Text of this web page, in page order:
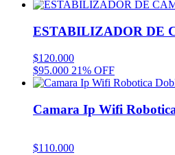
ESTABILIZADOR DE
$120.000
$95.000 21% OFF
Camara Ip Wifi
$110.000